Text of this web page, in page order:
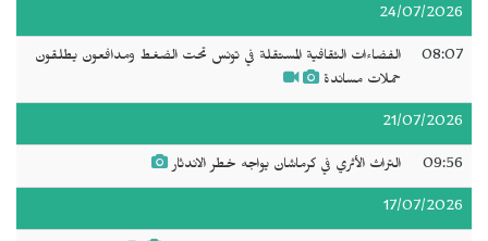
24/07/2026
08:07
الفضاءات الثقافية المستقلة في تونس تحت الضغط ومدافعون يطلقون
حملات مساندة
21/07/2026
09:56 التراث الأثري في كرماشان يواجه خطر الاندثار
17/07/2026